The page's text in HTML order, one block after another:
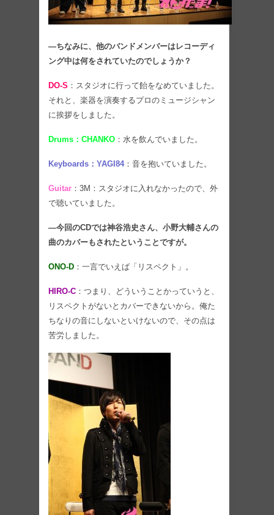
―ちなみに、他のバンドメンバーはレコーディ
ング中は何をされていたのでしょうか？
DO-S ：スタジオに行って飴をなめていました。
それと、楽器を演奏するプロのミュージシャン
に挨拶をしました。
Drums：CHANKO ：水を飲んでいました。
Keyboards：YAGI84：音を抱いていました。
Guitar ：3M：スタジオに入れなかったので、外
で聴いていました。
―今回のCDでは神谷浩史さん、小野大輔さんの
曲のカバーもされたということですが。
ONO-D ：一言でいえば「リスペクト」。
HIRO-C ：つまり、どういうことかっていうと、
リスペクトがないとカバーできないから。俺た
ちなりの音にしないといけないので、その点は
苦労しました。